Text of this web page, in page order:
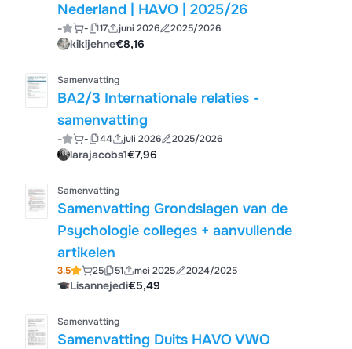
Nederland | HAVO | 2025/26
- - 17 juni 2026 2025/2026
kikijehne€8,16
Samenvatting
BA2/3 Internationale relaties -
samenvatting
- - 44 juli 2026 2025/2026
larajacobs1€7,96
Samenvatting
Samenvatting Grondslagen van de
Psychologie colleges + aanvullende
artikelen
3.5 25 51 mei 2025 2024/2025
Lisannejedi€5,49
Samenvatting
Samenvatting Duits HAVO VWO